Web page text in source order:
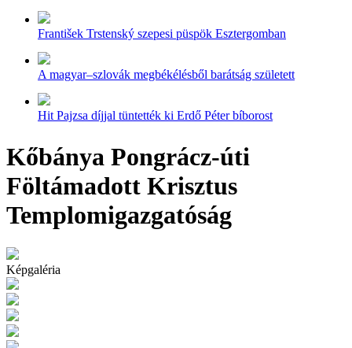
František Trstenský szepesi püspök Esztergomban
A magyar–szlovák megbékélésből barátság született
Hit Pajzsa díjjal tüntették ki Erdő Péter bíborost
Kőbánya Pongrácz-úti
Föltámadott Krisztus
Templomigazgatóság
Képgaléria